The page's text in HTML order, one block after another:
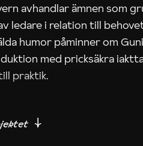
avhandlar ämnen som
ledare i relation till
humor påminner om
med pricksäkra
praktik.